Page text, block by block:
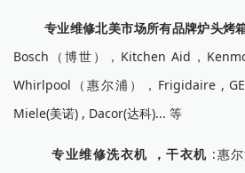
专业维修北美市场所有品牌炉头烤
Bosch（博世），Kitchen Aid，
Whirlpool（惠尔浦），Frigidaire ,
Miele(美诺) , Dacor(达科)... 等
专业维修洗衣机 ，干衣机 :惠